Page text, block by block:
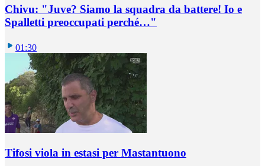
Chivu: "Juve? Siamo la squadra da battere! Io e
Spalletti preoccupati perché…"
01:30
Tifosi viola in estasi per Mastantuono